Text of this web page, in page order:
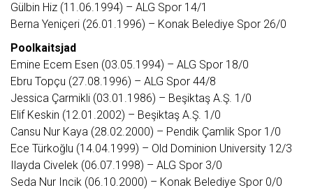
Gülbin Hiz (11.06.1994) – ALG Spor 14/1
Berna Yeniçeri (26.01.1996) – Konak Belediye Spor 26/0
Poolkaitsjad
Emine Ecem Esen (03.05.1994) – ALG Spor 18/0
Ebru Topçu (27.08.1996) – ALG Spor 44/8
Jessica Çarmikli (03.01.1986) – Beşiktaş A.Ş. 1/0
Elif Keskin (12.01.2002) – Beşiktaş A.Ş. 1/0
Cansu Nur Kaya (28.02.2000) – Pendik Çamlik Spor 1/0
Ece Türkoğlu (14.04.1999) – Old Dominion University 12/3
Ilayda Civelek (06.07.1998) – ALG Spor 3/0
Seda Nur Incik (06.10.2000) – Konak Belediye Spor 0/0